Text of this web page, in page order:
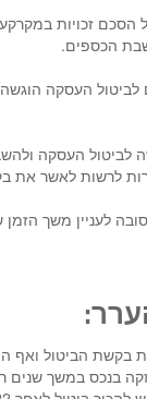
על הסכם זכויות
הכספים.
העסקה
לביטול העסקה
לרשות לאשר את
לעניין משך
בקשת הביטול ואף
בנכס במשך שנים